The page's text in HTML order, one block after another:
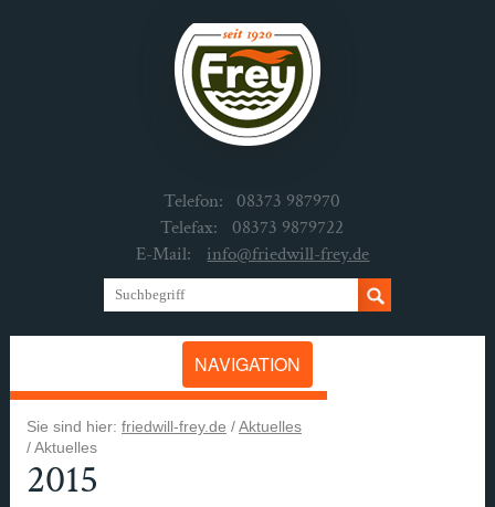
Telefon: 08373 987970
Telefax:
08373 9879722
E-Mail:
info@friedwill-frey.de
NAVIGATION
Sie sind hier: friedwill-frey.de /Aktuelles
/Aktuelles
2015